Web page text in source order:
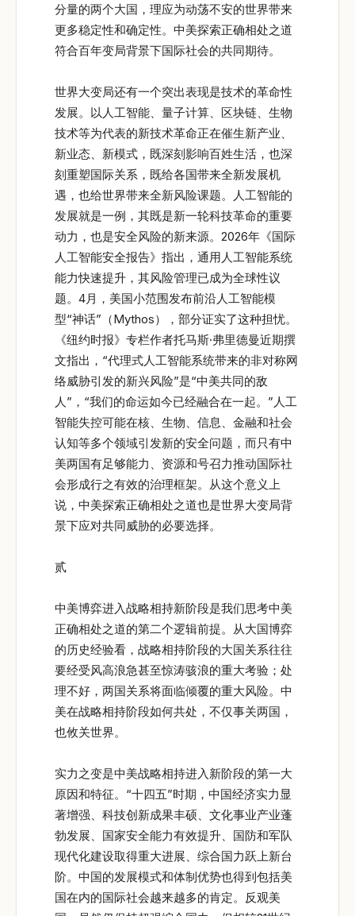
分量的两个大国，理应为动荡不安的世界带来
更多稳定性和确定性。中美探索正确相处之道
符合百年变局背景下国际社会的共同期待。
世界大变局还有一个突出表现是技术的革命性
发展。以人工智能、量子计算、区块链、生物
技术等为代表的新技术革命正在催生新产业、
新业态、新模式，既深刻影响百姓生活，也深
刻重塑国际关系，既给各国带来全新发展机
遇，也给世界带来全新风险课题。人工智能的
发展就是一例，其既是新一轮科技革命的重要
动力，也是安全风险的新来源。2026年《国际
人工智能安全报告》指出，通用人工智能系统
能力快速提升，其风险管理已成为全球性议
题。4月，美国小范围发布前沿人工智能模
型“神话”（Mythos），部分证实了这种担忧。
《纽约时报》专栏作者托马斯·弗里德曼近期撰
文指出，“代理式人工智能系统带来的非对称网
络威胁引发的新兴风险”是“中美共同的敌
人”，“我们的命运如今已经融合在一起。”人工
智能失控可能在核、生物、信息、金融和社会
认知等多个领域引发新的安全问题，而只有中
美两国有足够能力、资源和号召力推动国际社
会形成行之有效的治理框架。从这个意义上
说，中美探索正确相处之道也是世界大变局背
景下应对共同威胁的必要选择。
贰
中美博弈进入战略相持新阶段是我们思考中美
正确相处之道的第二个逻辑前提。从大国博弈
的历史经验看，战略相持阶段的大国关系往往
要经受风高浪急甚至惊涛骇浪的重大考验；处
理不好，两国关系将面临倾覆的重大风险。中
美在战略相持阶段如何共处，不仅事关两国，
也攸关世界。
实力之变是中美战略相持进入新阶段的第一大
原因和特征。“十四五”时期，中国经济实力显
著增强、科技创新成果丰硕、文化事业产业蓬
勃发展、国家安全能力有效提升、国防和军队
现代化建设取得重大进展、综合国力跃上新台
阶。中国的发展模式和体制优势也得到包括美
国在内的国际社会越来越多的肯定。反观美